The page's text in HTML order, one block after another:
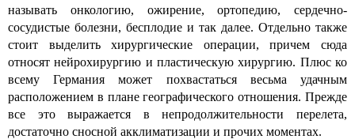
называть онкологию, ожирение, ортопедию, сердечно-
сосудистые болезни, бесплодие и так далее. Отдельно также
стоит выделить хирургические операции, причем сюда
относят нейрохирургию и пластическую хирургию. Плюс ко
всему Германия может похвастаться весьма удачным
расположением в плане географического отношения. Прежде
все это выражается в непродолжительности перелета,
достаточно сносной акклиматизации и прочих моментах.